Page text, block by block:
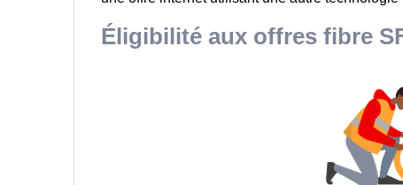
Éligibilité aux offres fibre